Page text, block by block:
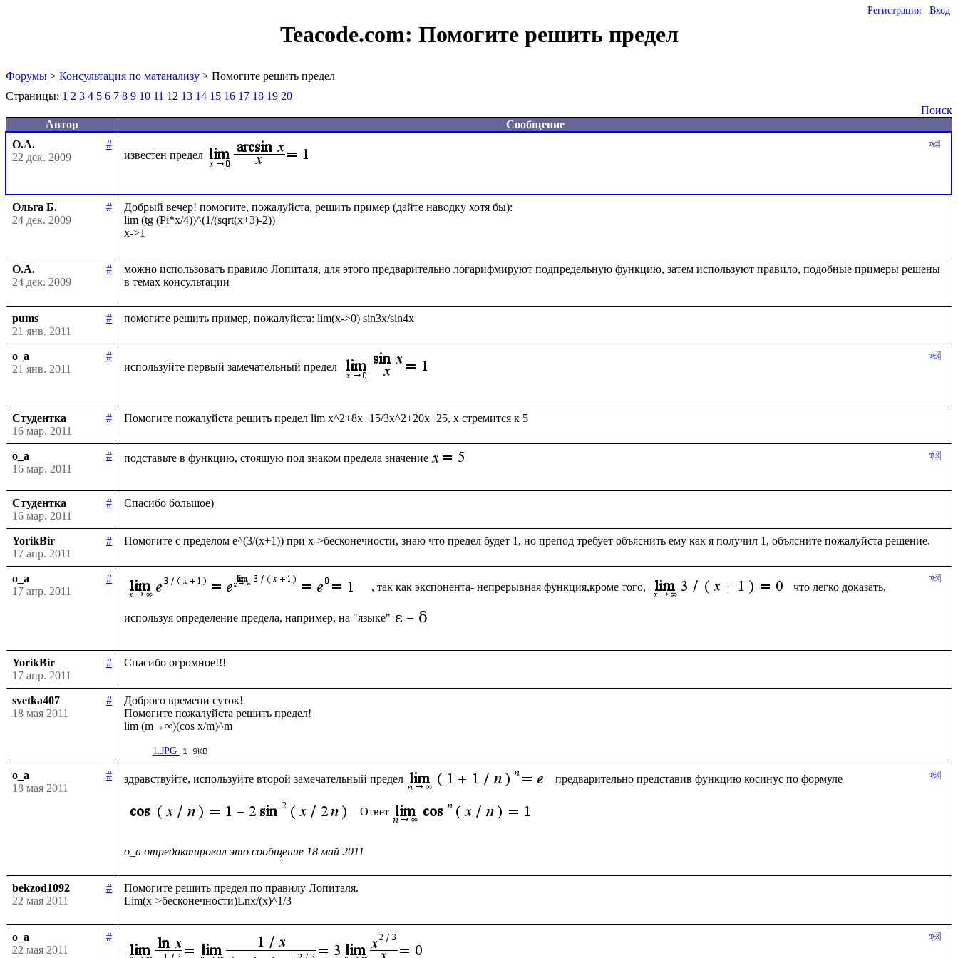
Регистрация Вход
Teacode.com: Помогите решить предел
Форумы > Консультация по матанализу > Помогите решить предел
Страницы: 1 2 3 4 5 6 7 8 9 10 11 12 13 14 15 16 17 18 19 20
Поиск
Автор
Сообщение
О.А.
#
22 дек. 2009
известен предел
Ольга Б.
#
24 дек. 2009
Добрый вечер! помогите, пожалуйста, решить пример (дайте наводку хотя бы):
lim (tg (Pi*x/4))^(1/(sqrt(x+3)-2))
О.А.
#
24 дек. 2009
можно использовать правило Лопиталя, для этого предварительно логарифмируют подпредельную функцию, затем используют правило, подобные примеры решены
pums
#
21 янв. 2011
o_a
#
21 янв. 2011
используйте первый замечательный предел
Студентка
#
16 мар. 2011
o_a
#
16 мар. 2011
подставьте в функцию, стоящую под знаком предела значение
Студентка
#
16 мар. 2011
YorikBir
#
17 апр. 2011
o_a
#
17 апр. 2011
, так как экспонента- непрерывная функция,кроме того, что легко доказать,
используя определение предела, например, на "языке"
YorikBir
#
17 апр. 2011
svetka407
#
18 мая 2011
Доброго времени суток!
Помогите пожалуйста решить предел!
1.JPG 1.9KB
o_a
#
18 мая 2011
здравствуйте, используйте второй замечательный предел предварительно представив функцию косинус по формуле
Ответ
o_a отредактировал это сообщение 18 май 2011
bekzod1092
#
22 мая 2011
Помогите решить предел по правилу Лопиталя.
o_a
#
22 мая 2011